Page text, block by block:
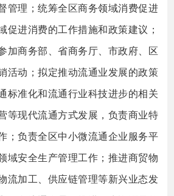
管理；统筹全区商务领域消费促进
促进消费的工作措施和政策建议；
加商务部、省商务厅、市政府、区
活动；拟定推动流通业发展的政策
标准化和流通行业科技进步的相关
等现代流通方式发展，负责商业特
；负责全区中小微流通企业服务平
域安全生产管理工作；推进商贸物
流加工、供应链管理等新兴业态发